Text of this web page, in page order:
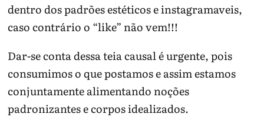
dentro dos padrões estéticos e instagramaveis,
caso contrário o “like” não vem!!!
Dar-se conta dessa teia causal é urgente, pois
consumimos o que postamos e assim estamos
conjuntamente alimentando noções
padronizantes e corpos idealizados.